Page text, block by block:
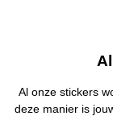
Al onze stickers
deze manier is